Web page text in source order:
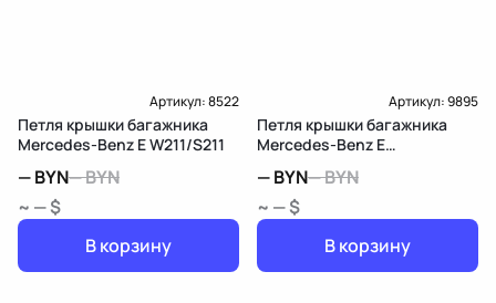
Артикул:8522
Петля крышки багажника
Mercedes-Benz E W211/S211
—BYN—BYN
~ — $
В корзину
Артикул:9895
Петля крышки багажника
Mercedes-Benz E
—BYN—BYN
~ — $
В корзину